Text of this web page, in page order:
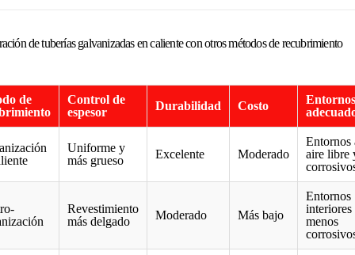
de tuberías galvanizadas en caliente con otros métodos de recubrimiento
de
Control de
espesor
Durabilidad Costo
Entornos
Uniforme y
más grueso
Excelente Moderado
Entornos
aire libre
Revestimiento
más delgado
Moderado Más bajo
Entornos
interiores
menos